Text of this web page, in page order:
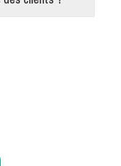
Instagram